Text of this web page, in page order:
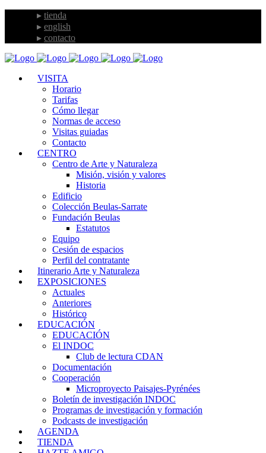
tienda
english
contacto
VISITA
Horario
Tarifas
Cómo llegar
Normas de acceso
Visitas guiadas
Contacto
CENTRO
Centro de Arte y Naturaleza
Misión, visión y valores
Historia
Edificio
Colección Beulas-Sarrate
Fundación Beulas
Estatutos
Equipo
Cesión de espacios
Perfil del contratante
Itinerario Arte y Naturaleza
EXPOSICIONES
Actuales
Anteriores
Histórico
EDUCACIÓN
EDUCACIÓN
El INDOC
Club de lectura CDAN
Documentación
Cooperación
Microproyecto Paisajes-Pyrénées
Boletín de investigación INDOC
Programas de investigación y formación
Podcasts de investigación
AGENDA
TIENDA